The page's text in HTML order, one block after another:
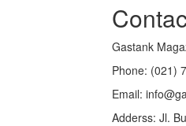
Gastank
Phone: (021)
Email:
Adderss: Jl.